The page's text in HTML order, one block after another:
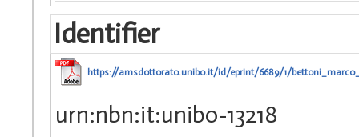
Identifier
https://amsdottorato.unibo.it/id/eprint/6689/1/
urn:nbn:it:unibo-13218